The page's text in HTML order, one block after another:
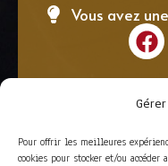
Pour offrir les meilleures
cookies pour stocker et/ou
Vous avez